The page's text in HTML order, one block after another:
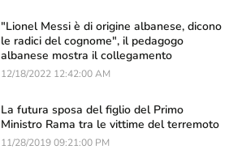
"Lionel Messi è di origine albanese, dicono
le radici del cognome", il pedagogo
albanese mostra il collegamento
12/18/2022 12:42:00 AM
La futura sposa del figlio del Primo
Ministro Rama tra le vittime del terremoto
11/28/2019 09:21:00 PM